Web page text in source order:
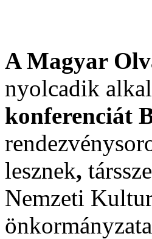
A Magyar
nyolcadik
konferenciát
lesznek,
Nemzeti